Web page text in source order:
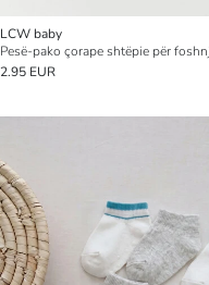
LCW baby
Pesë-pako çorape shtëpie për
2.95 EUR